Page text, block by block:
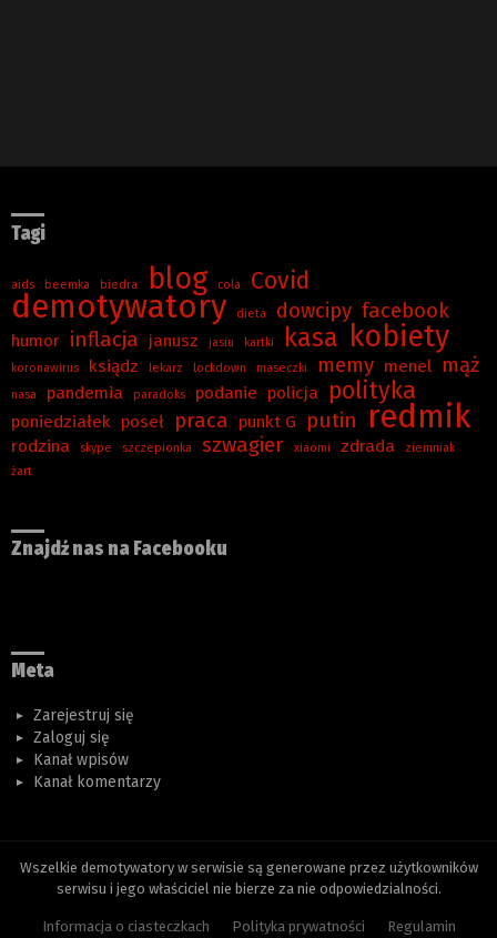
Tagi
aids beemka biedra blog cola Covid
demotywatory dieta dowcipy facebook
humor inflacja janusz jasiu kartki kasa kobiety
koronawirus ksiądz lekarz lockdown maseczki memy menel mąż
nasa pandemia paradoks podanie policja polityka
poniedziałek poseł praca punkt G putin redmik
rodzina skype szczepionka szwagier xiaomi zdrada
ziemniak
żart
Znajdź nas na Facebooku
Meta
Zarejestruj się
Zaloguj się
Kanał wpisów
Kanał komentarzy
Wszelkie demotywatory w serwisie są generowane przez użytkowników
serwisu i jego właściciel nie bierze za nie odpowiedzialności.
Informacja o ciasteczkach Polityka prywatności Regulamin